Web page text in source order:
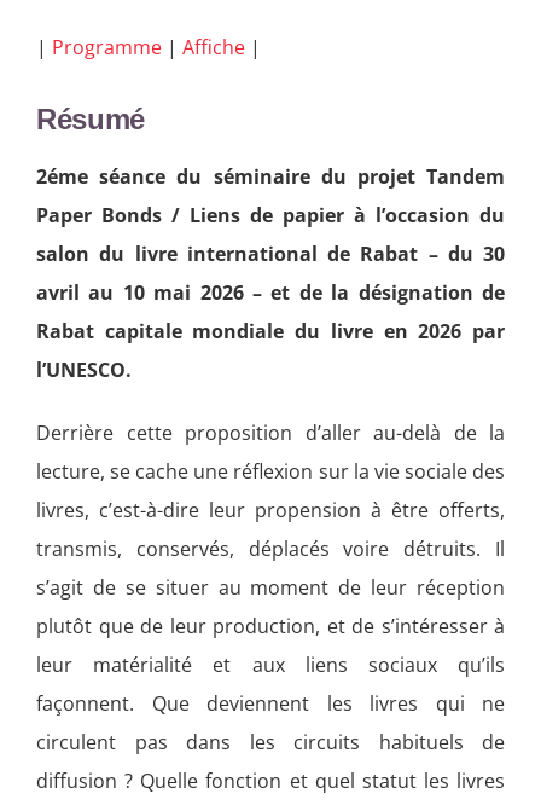
| Programme | Affiche |
Résumé
2éme séance du séminaire du projet Tandem
Paper Bonds / Liens de papier à l’occasion du
salon du livre international de Rabat – du 30
avril au 10 mai 2026 – et de la désignation de
Rabat capitale mondiale du livre en 2026 par
l’UNESCO.
Derrière cette proposition d’aller au-delà de la
lecture, se cache une réflexion sur la vie sociale des
livres, c’est-à-dire leur propension à être offerts,
transmis, conservés, déplacés voire détruits. Il
s’agit de se situer au moment de leur réception
plutôt que de leur production, et de s’intéresser à
leur matérialité et aux liens sociaux qu’ils
façonnent. Que deviennent les livres qui ne
circulent pas dans les circuits habituels de
diffusion ? Quelle fonction et quel statut les livres